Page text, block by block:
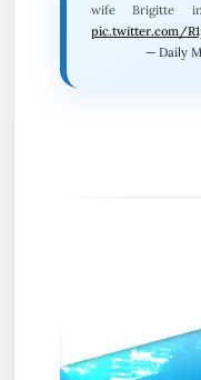
wife Brigitte
pic.twitter.com/
— Daily